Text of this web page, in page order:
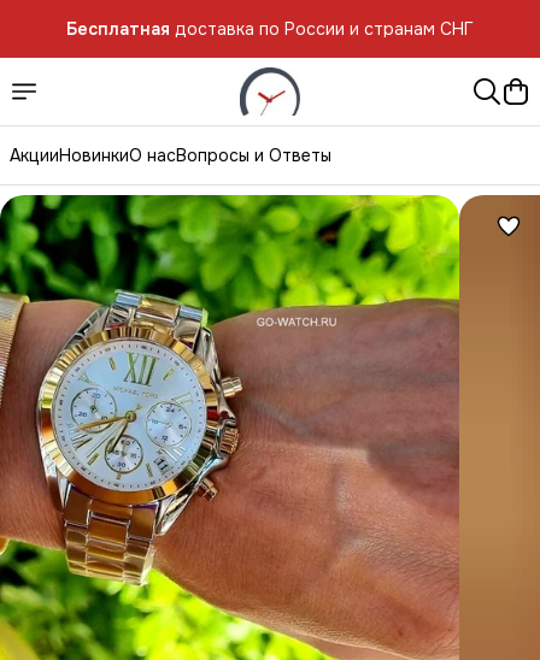
Бесплатная доставка по России и странам СНГ
АкцииНовинкиО насВопросы и Ответы